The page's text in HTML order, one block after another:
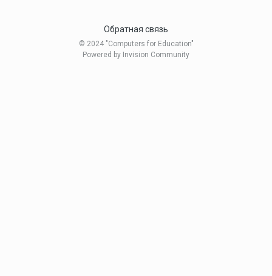
Обратная связь
© 2024 "Computers for Education"
Powered by Invision Community